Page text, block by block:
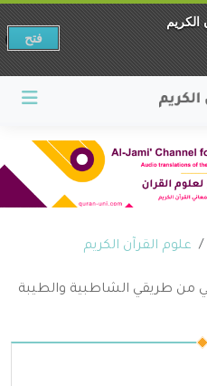
علوم القرآن الكريم
من طريقي الشاطبية والطيبة
الكريم
فتح